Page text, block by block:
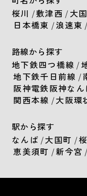
桜川 /敷津西 / 大国
日本橋東 /浪速東 /
路線から探す
地下鉄四つ橋線 /
地下鉄千日前線 /
阪神電鉄阪神なん
関西本線 /大阪環
駅から探す
なんば /大国町 /
恵美須町 /新今宮 /